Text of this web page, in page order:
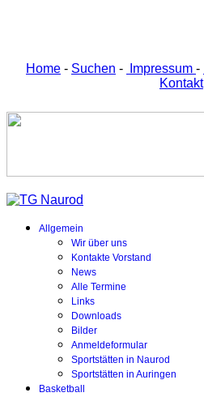
Home - Suchen - Impressum -
Kontakt
Allgemein
Wir über uns
Kontakte Vorstand
News
Alle Termine
Links
Downloads
Bilder
Anmeldeformular
Sportstätten in Naurod
Sportstätten in Auringen
Basketball